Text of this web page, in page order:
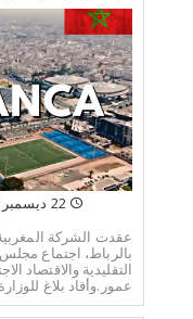
22 ديسمبر 2023
عقدت الشركة
بالرباط، اجتماع
التقليدية والاقتصاد
عمور.وأفاد بلاغ